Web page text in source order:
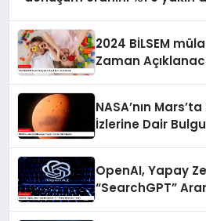
2024 BİLSEM
Zaman
NASA’nın
İzlerine Dair
OpenAI, Yapay
“SearchGPT”